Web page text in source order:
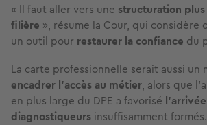
« Il faut aller vers une structuration
filière », résume la Cour, qui considère
un outil pour restaurer la confiance du
La carte professionnelle serait aussi un
encadrer l’accès au métier, alors que
en plus large du DPE a favorisé
diagnostiqueurs insuffisamment formés.